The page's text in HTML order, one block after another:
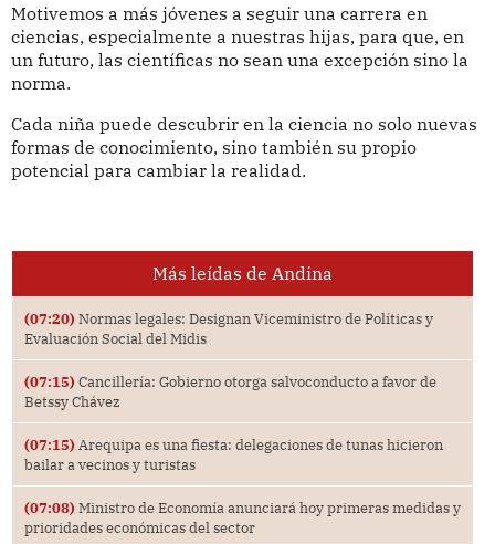
Motivemos a más jóvenes a seguir una carrera en
ciencias, especialmente a nuestras hijas, para que, en
un futuro, las científicas no sean una excepción sino la
norma.
Cada niña puede descubrir en la ciencia no solo nuevas
formas de conocimiento, sino también su propio
potencial para cambiar la realidad.
Más leídas de Andina
(07:20) Normas legales: Designan Viceministro de Políticas y
Evaluación Social del Midis
(07:15) Cancillería: Gobierno otorga salvoconducto a favor de
Betssy Chávez
(07:15) Arequipa es una fiesta: delegaciones de tunas hicieron
bailar a vecinos y turistas
(07:08) Ministro de Economía anunciará hoy primeras medidas y
prioridades económicas del sector